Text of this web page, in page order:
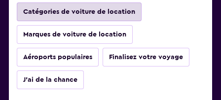
Catégories de voiture de location
Marques de voiture de location
Aéroports populaires Finalisez votre voyage
J'ai de la chance